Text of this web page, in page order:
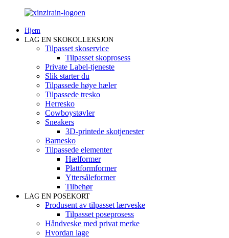
Hjem
LAG EN SKOKOLLEKSJON
Tilpasset skoservice
Tilpasset skoprosess
Private Label-tjeneste
Slik starter du
Tilpassede høye hæler
Tilpassede tresko
Herresko
Cowboystøvler
Sneakers
3D-printede skotjenester
Barnesko
Tilpassede elementer
Hælformer
Plattformformer
Yttersåleformer
Tilbehør
LAG EN POSEKORT
Produsent av tilpasset lærveske
Tilpasset poseprosess
Håndveske med privat merke
Hvordan lage